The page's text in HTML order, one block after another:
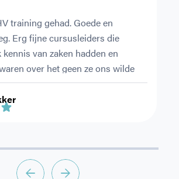
training gehad. Goede en
Erg fijne cursusleiders die
van zaken hadden en
over het geen ze ons wilde